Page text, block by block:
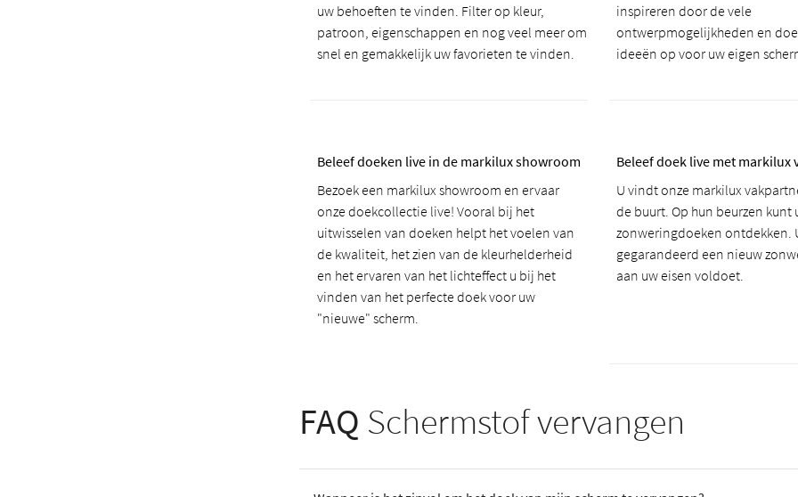
uw behoeften te vinden. Filter op kleur,
patroon, eigenschappen en nog veel meer om
snel en gemakkelijk uw favorieten te vinden.
inspireren door de vele
ontwerpmogelijkheden en
ideeën op voor uw eigen
Beleef doeken live in de markilux showroom
Bezoek een markilux showroom en ervaar
onze doekcollectie live! Vooral bij het
uitwisselen van doeken helpt het voelen van
de kwaliteit, het zien van de kleurhelderheid
en het ervaren van het lichteffect u bij het
vinden van het perfecte doek voor uw
"nieuwe" scherm.
Beleef doek live met markilux
U vindt onze markilux
de buurt. Op hun beurzen kunt
zonweringdoeken ontdekken.
gegarandeerd een nieuw
aan uw eisen voldoet.
FAQ Schermstof vervangen